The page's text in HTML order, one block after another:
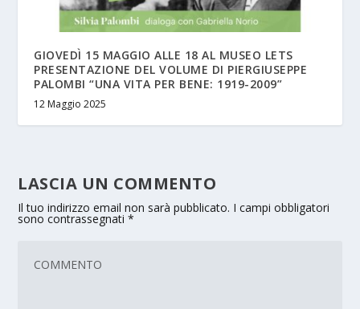
GIOVEDÌ 15 MAGGIO ALLE 18 AL MUSEO LETS
PRESENTAZIONE DEL VOLUME DI PIERGIUSEPPE
PALOMBI “UNA VITA PER BENE: 1919-2009”
12 Maggio 2025
LASCIA UN COMMENTO
Il tuo indirizzo email non sarà pubblicato. I campi obbligatori
sono contrassegnati*